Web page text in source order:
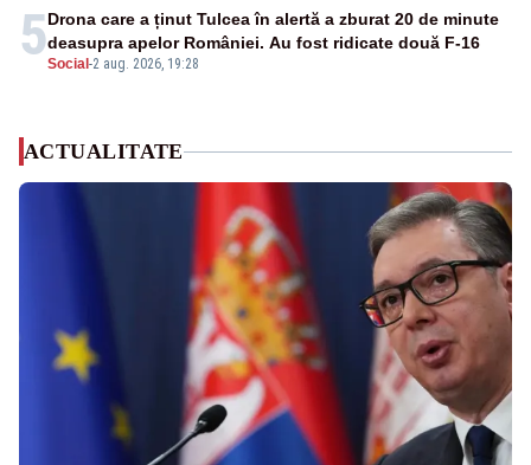
5Social -2 aug. 2026, 19:28
Drona care a ținut Tulcea în alertă a zburat 20 de minute
deasupra apelor României. Au fost ridicate două F-16
ACTUALITATE